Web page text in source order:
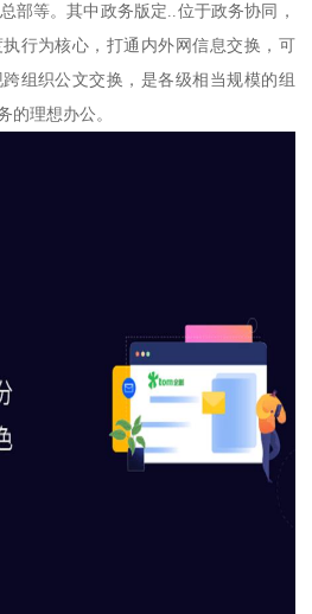
部等。其中政务版定..位于政务协同，
行为核心，打通内外网信息交换，可
组织公文交换，是各级相当规模的组
的理想办公。